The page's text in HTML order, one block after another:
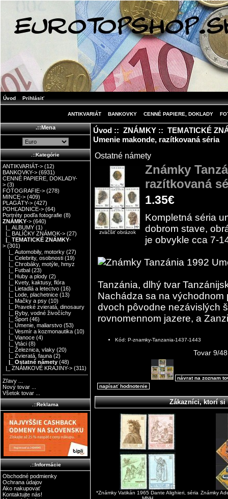
Úvod Prihlásiť
ANTIKVARIÁT BANKOVKY CENNÉ PAPIERE, DOKLADY
.::Mena
.::Kategórie
ANTIKVARIÁT-> (12)
BANKOVKY-> (6931)
CENNÉ PAPIERE, DOKLADY-
> (3)
FOTOGRAFIE-> (278)
MINCE-> (409)
PLAGÁTY-> (427)
POHĽADNICE-> (64)
Portréty podľa fotografie (8)
ZNÁMKY-> (640)
|_ ALBUMY (1)
|_ BALÍČKY ZNÁMOK-> (27)
|_ TEMATICKÉ ZNÁMKY-
> (301)
|_ Automobily, motorky (27)
|_ Celebrity, osobnosti (19)
|_ Chrobáky, motýle, hmyz
|_ Futbal (23)
|_ Huby a plody (2)
|_ Kvety, kaktusy, flóra
|_ Lietadlá a letectvo (16)
|_ Lode, plachetnice (13)
|_ Mačky a psy (10)
|_ Praveké zvieratá, dinosaury
|_ Ryby, vodné živočíchy
|_ Šport (46)
|_ Umenie, maliarstvo (53)
|_ Vesmír a kozmonautika (10)
|_ Vianoce (4)
|_ Vtáci (8)
|_ Železnica, vlaky (20)
|_ Zvieratá, fauna (2)
|_ Ostatné námety (48)
|_ ZNÁMKOVÉ KRAJINY-> (311)
Zľavy ...
Nový tovar ...
Všetok tovar ...
.::Reklama
.::Informácie
Obchodné podmienky
Ochrana údajov
Ako nakupovať
Kontaktujte nás!
Úvod:: ZNÁMKY:: TEMATICKÉ
Umenie makonde, razítkovaná séria
Ostatné námety
zväčšiť obrázok
Známky
razítkovaná
1.35€
Kompletná séria
dobrom stave,
je obvykle cca 7-
Tanzánia, dlhý tvar
Nachádza sa na východnom
dvoch pôvodne nezávislých
rovnomennom jazere, a
Kód: P-znamky-Tanzania-1437-1443
Tovar 9/48
návrat na zoznam
napísať hodnotenie
Zákazníci, ktorí si
*Známky Vatikán 1965 Dante Alighieri, séria Známky